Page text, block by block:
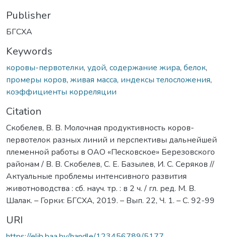
Publisher
БГСХА
Keywords
коровы-первотелки, удой, содержание жира, белок,
промеры коров, живая масса, индексы телосложения,
коэффициенты корреляции
Citation
Скобелев, В. В. Молочная продуктивность коров-
первотелок разных линий и перспективы дальнейшей
племенной работы в ОАО «Песковское» Березовского
районам / В. В. Скобелев, С. Е. Базылев, И. С. Серяков //
Актуальные проблемы интенсивного развития
животноводства : сб. науч. тр. : в 2 ч. / гл. ред. М. В.
Шалак. – Горки: БГСХА, 2019. – Вып. 22, Ч. 1. – С. 92-99
URI